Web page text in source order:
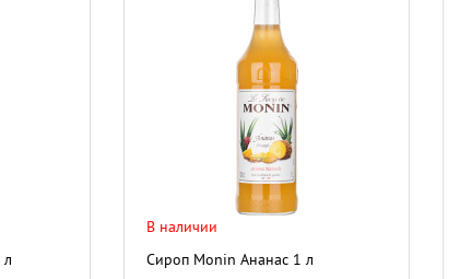
В наличии
Сироп Monin Ананас 1 л